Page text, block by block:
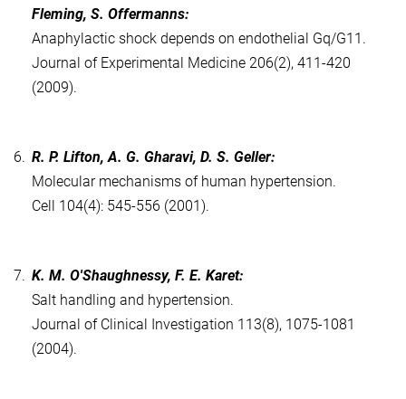
Fleming, S. Offermanns:
Anaphylactic shock depends on endothelial Gq/G11.
Journal of Experimental Medicine 206(2), 411-420
(2009).
6. R. P. Lifton, A. G. Gharavi, D. S. Geller:
Molecular mechanisms of human hypertension.
Cell 104(4): 545-556 (2001).
7. K. M. O'Shaughnessy, F. E. Karet:
Salt handling and hypertension.
Journal of Clinical Investigation 113(8), 1075-1081
(2004).